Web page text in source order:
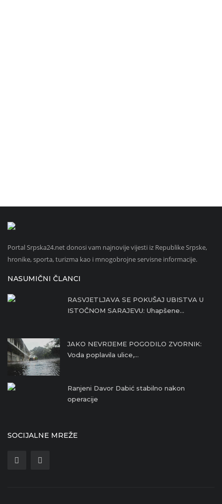
Portal Srpska24.net donosi vam najnovije vijesti iz Republike Srpske,
hronike, sporta, turizma kao i mnogobrojne servisne informacije.
NASUMIČNI ČLANCI
RASVJETLJAVA SE POKUŠAJ UBISTVA U
ISTOČNOM SARAJEVU: Uhapšene...
JAKO NEVRIJEME POGODILO ZVORNIK:
Voda poplavila ulice,...
Ranjeni Davor Dabić stabilno nakon
operacije
SOCIJALNE MREŽE